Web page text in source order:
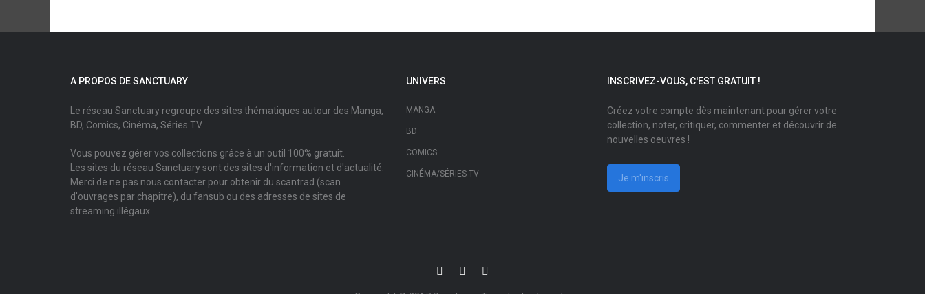
A PROPOS DE SANCTUARY
Le réseau Sanctuary regroupe des sites thématiques autour des Manga,
BD, Comics, Cinéma, Séries TV.
Vous pouvez gérer vos collections grâce à un outil 100% gratuit.
Les sites du réseau Sanctuary sont des sites d'information et d'actualité.
Merci de ne pas nous contacter pour obtenir du scantrad (scan
d'ouvrages par chapitre), du fansub ou des adresses de sites de
streaming illégaux.
UNIVERS
MANGA
BD
COMICS
CINÉMA/SÉRIES TV
INSCRIVEZ-VOUS, C'EST GRATUIT !
Créez votre compte dès maintenant pour gérer votre
collection, noter, critiquer, commenter et découvrir de
nouvelles oeuvres !
Je m'inscris